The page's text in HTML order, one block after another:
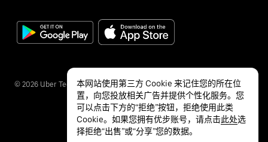
© 2026 Uber Technologies Inc.
本网站使用第三方 Cookie 来记住您的所在位
置，向您投放相关广告并提供个性化服务。您
可以点击下方的“拒绝”按钮，拒绝使用此类
Cookie。如果您拥有优步账号，请点击此处选
择拒绝“出售”或“分享”您的数据。